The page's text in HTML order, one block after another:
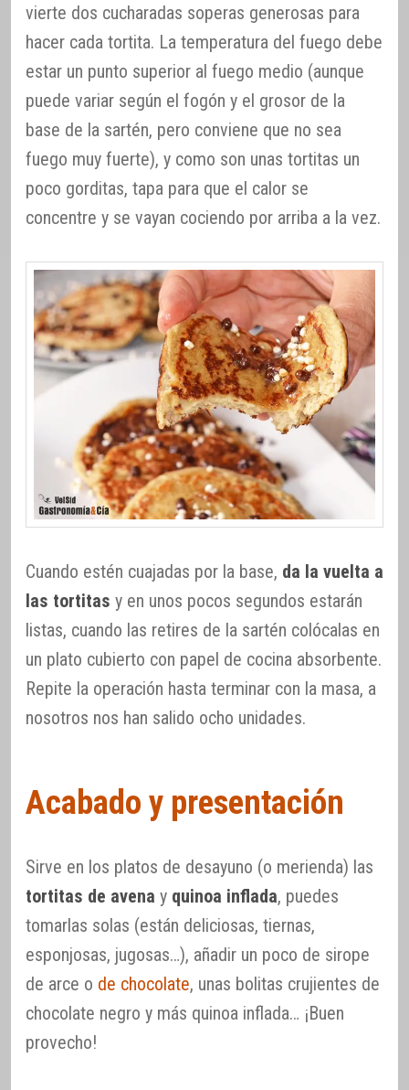
vierte dos cucharadas soperas generosas para
hacer cada tortita. La temperatura del fuego debe
estar un punto superior al fuego medio (aunque
puede variar según el fogón y el grosor de la
base de la sartén, pero conviene que no sea
fuego muy fuerte), y como son unas tortitas un
poco gorditas, tapa para que el calor se
concentre y se vayan cociendo por arriba a la vez.
Cuando estén cuajadas por la base, da la vuelta a
las tortitas y en unos pocos segundos estarán
listas, cuando las retires de la sartén colócalas en
un plato cubierto con papel de cocina absorbente.
Repite la operación hasta terminar con la masa, a
nosotros nos han salido ocho unidades.
Acabado y presentación
Sirve en los platos de desayuno (o merienda) las
tortitas de avena y quinoa inflada, puedes
tomarlas solas (están deliciosas, tiernas,
esponjosas, jugosas…), añadir un poco de sirope
de arce o de chocolate, unas bolitas crujientes de
chocolate negro y más quinoa inflada… ¡Buen
provecho!